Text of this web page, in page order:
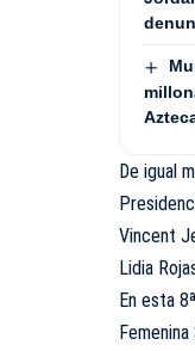
De igual
Vincent
Lidia
En esta